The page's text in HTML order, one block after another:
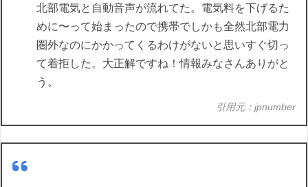
北部電気と自動音声が流れてた。電気料を下げるた
めに〜って始まったので携帯でしかも全然北部電力
圏外なのにかかってくるわけがないと思いすぐ切っ
て着拒した。大正解ですね！情報みなさんありがと
う。
引用元：jpnumber